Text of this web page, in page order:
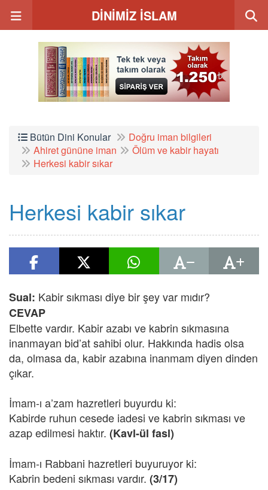
DİNİMİZ İSLAM
Bütün Dini Konular
Doğru iman bilgileri
Ahiret gününe iman
Ölüm ve kabir hayatı
Herkesi kabir sıkar
Herkesi kabir sıkar
Sual: Kabir sıkması diye bir şey var mıdır?
CEVAP
Elbette vardır. Kabir azabı ve kabrin sıkmasına
inanmayan bid’at sahibi olur. Hakkında hadis olsa
da, olmasa da, kabir azabına inanmam diyen dinden
çıkar.
İmam-ı a’zam hazretleri buyurdu ki:
Kabirde ruhun cesede iadesi ve kabrin sıkması ve
azap edilmesi haktır. (Kavl-ül fasl)
İmam-ı Rabbani hazretleri buyuruyor ki:
Kabrin bedeni sıkması vardır. (3/17)